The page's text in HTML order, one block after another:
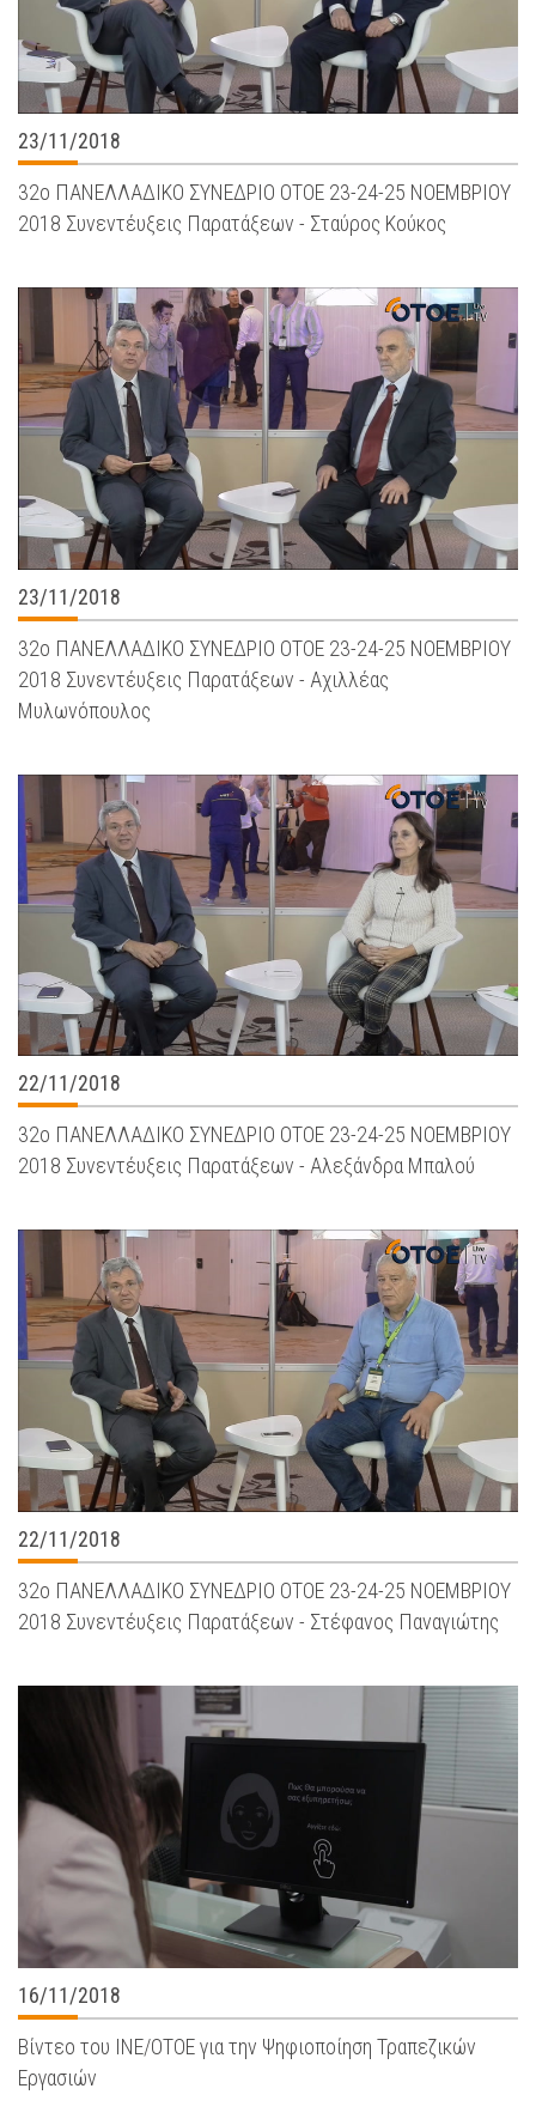
23/11/2018
32ο ΠΑΝΕΛΛΑΔΙΚΟ ΣΥΝΕΔΡΙΟ ΟΤΟΕ 23-24-25 ΝΟΕΜΒΡΙΟΥ
2018 Συνεντέυξεις Παρατάξεων - Σταύρος Κούκος
23/11/2018
32ο ΠΑΝΕΛΛΑΔΙΚΟ ΣΥΝΕΔΡΙΟ ΟΤΟΕ 23-24-25 ΝΟΕΜΒΡΙΟΥ
2018 Συνεντέυξεις Παρατάξεων - Αχιλλέας
Μυλωνόπουλος
22/11/2018
32ο ΠΑΝΕΛΛΑΔΙΚΟ ΣΥΝΕΔΡΙΟ ΟΤΟΕ 23-24-25 ΝΟΕΜΒΡΙΟΥ
2018 Συνεντέυξεις Παρατάξεων - Αλεξάνδρα Μπαλού
22/11/2018
32ο ΠΑΝΕΛΛΑΔΙΚΟ ΣΥΝΕΔΡΙΟ ΟΤΟΕ 23-24-25 ΝΟΕΜΒΡΙΟΥ
2018 Συνεντέυξεις Παρατάξεων - Στέφανος Παναγιώτης
16/11/2018
Βίντεο του ΙΝΕ/ΟΤΟΕ για την Ψηφιοποίηση Τραπεζικών
Εργασιών